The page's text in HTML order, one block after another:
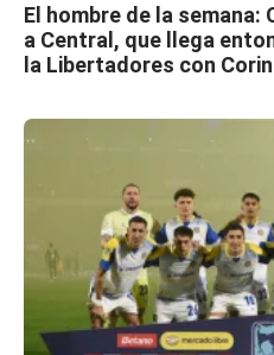
El hombre de la semana:
a Central, que llega
la Libertadores con